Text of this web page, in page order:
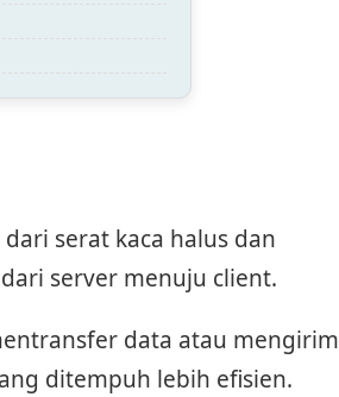
serat kaca halus dan
server menuju client.
data atau mengirim
ditempuh lebih efisien.